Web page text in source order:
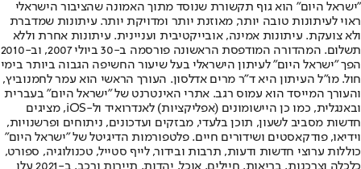
"ישראל היום" הוא גוף תקשורת שנוסד מתוך האמונה שהציבור הישראלי
ראוי לעיתונות טובה יותר, מאוזנת יותר ומדויקת יותר. עיתונות שמדברת
ולא צועקת. עיתונות אמינה, אובייקטיבית ועניינית. עיתונות אחרת וללא
תשלום. המהדורה המודפסת הראשונה פורסמה ב-30 ביולי 2007, וב-2010
הפך "ישראל היום" לעיתון הישראלי בעל שיעור החשיפה הגבוה ביותר בימי
חול. מו"ל העיתון היא ד"ר מרים אדלסון. העורך הראשי הוא עמר לחמנוביץ,
והעורך המייסד הוא עמוס רגב. אתרי האינטרנט של "ישראל היום" בעברית
ובאנגלית, כמו כן היישומונים (אפליקציות) לאנדרואיד ול-iOS, מציגים
חדשות מסביב לשעון, תוכן בלעדי, מבזקים ועדכונים, ניתוחים ופרשנויות,
וידיאו, פודקאסטים ושידורים חיים. פלטפורמות הדיגיטל של "ישראל היום"
כוללות ערוצי חדשות ודעות, תרבות ובידור, לייף סטייל, טכנולוגיה, ספורט,